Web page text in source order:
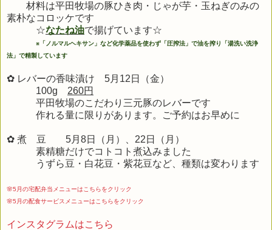
材料は平田牧場の豚ひき肉・じゃが芋・玉ねぎのみの
素朴なコロッケです
☆なたね油で揚げています☆
※ 「ノルマルヘキサン」など化学薬品を使わず「圧搾法」で油を搾り「湯洗い洗浄
法」で精製しています
✿ レバーの香味漬け 5月12日（金）
100g 260円
平田牧場のこだわり三元豚のレバーです
作れる量に限りがあります。ご予約はお早めに
✿ 煮 豆 5月8日（月）、22日（月）
素精糖だけでコトコト煮込みました
うずら豆・白花豆・紫花豆など、種類は変わります
🌸5月の宅配弁当メニューはこちらをクリック
🌸5月の配食サービスメニューはこちらをクリック
インスタグラムはこちら